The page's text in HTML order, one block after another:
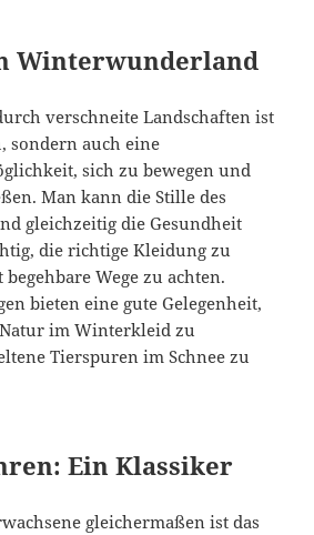
Winterwunderland
verschneite Landschaften ist
auch eine
sich zu bewegen und
Man kann die Stille des
gleichzeitig die Gesundheit
die richtige Kleidung zu
Wege zu achten.
bieten eine gute Gelegenheit,
im Winterkleid zu
Tierspuren im Schnee zu
Ein Klassiker
gleichermaßen ist das